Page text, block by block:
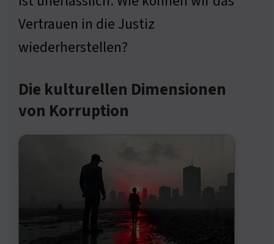
Vertrauen in die Justiz
wiederherstellen?
Die kulturellen Dimensionen
von Korruption